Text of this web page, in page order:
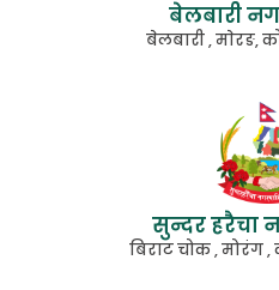
बेलबारी
बेलबारी , माेरङ,
सुन्दर हरैचा
बिराट चोक , मोरंग ,